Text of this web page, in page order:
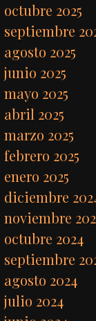
octubre 2025
septiembre
agosto 2025
junio 2025
mayo 2025
abril 2025
marzo 2025
febrero 2025
enero 2025
diciembre
noviembre
octubre 2024
septiembre
agosto 2024
julio 2024